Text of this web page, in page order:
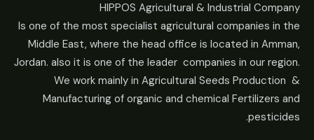
HIPPOS Agricultural & Industrial Company
Is one of the most specialist agricultural companies in the
Middle East, where the head office is located in Amman,
Jordan. also it is one of the leader companies in our region.
We work mainly in Agricultural Seeds Production &
Manufacturing of organic and chemical Fertilizers and
pesticides.